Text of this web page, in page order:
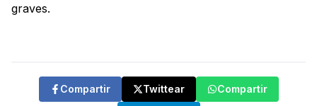
graves.
Compartir Twittear Compartir